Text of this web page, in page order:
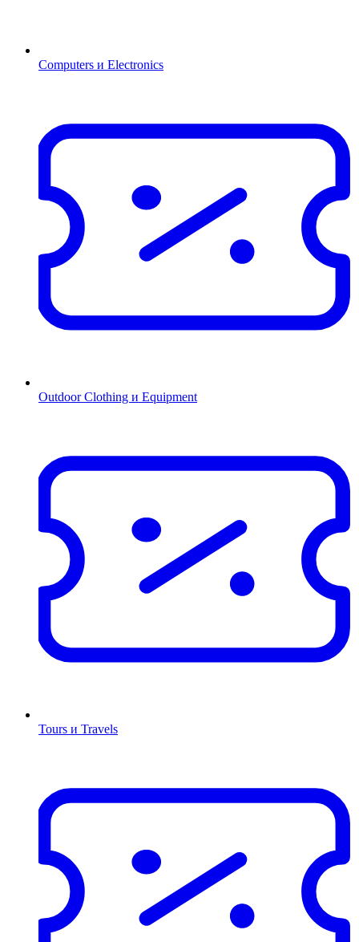
Computers и Electronics
Outdoor Clothing и Equipment
Tours и Travels